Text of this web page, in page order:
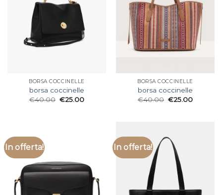
BORSA COCCINELLE
borsa coccinelle
€40.00 €25.00
BORSA COCCINELLE
borsa coccinelle
€40.00 €25.00
In offerta! In offerta!